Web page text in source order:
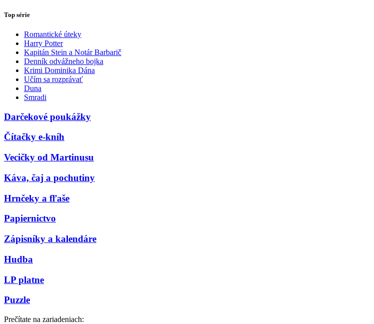
Top série
Romantické úteky
Harry Potter
Kapitán Stein a Notár Barbarič
Denník odvážneho bojka
Krimi Dominika Dána
Učím sa rozprávať
Duna
Smradi
Darčekové poukážky
Čítačky e-kníh
Vecičky od Martinusu
Káva, čaj a pochutiny
Hrnčeky a fľaše
Papiernictvo
Zápisníky a kalendáre
Hudba
LP platne
Puzzle
Prečítate na zariadeniach: